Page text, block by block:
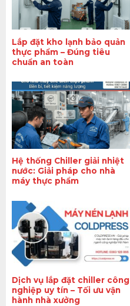
Lắp đặt kho lạnh bảo quản
thực phẩm – Đúng tiêu
chuẩn an toàn
Hệ thống Chiller giải nhiệt
nước: Giải pháp cho nhà
máy thực phẩm
Dịch vụ lắp đặt chiller công
nghiệp uy tín – Tối ưu vận
hành nhà xưởng